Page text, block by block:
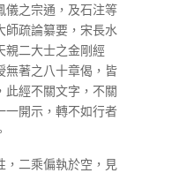
儀之宗通，及石注等
師疏論纂要，宋長水
親二大士之金剛經
無著之八十章偈，皆
此經不關文字，不關
一開示，轉不如行者
，二乘偏執於空，見